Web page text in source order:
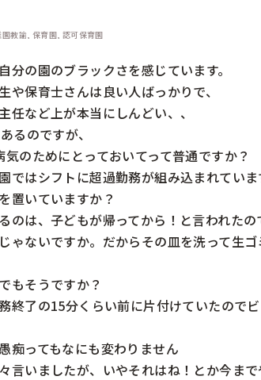
教諭, 保育園, 認可保育園
分の園のブラックさを感じています。
や保育士さんは良い人ばっかりで、
任など上が本当にしんどい、、
るのですが、
のためにとっておいてって普通ですか？
ではシフトに超過勤務が組み込まれていま
置いていますか？
のは、子どもが帰ってから！と言われた
ゃないですか。だからその皿を洗って生
もそうですか？
終了の15分くらい前に片付けていたので
痴ってもなにも変わりません
言いましたが、いやそれはね！とか今ま